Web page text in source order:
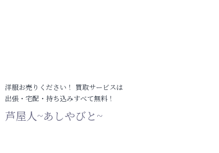
洋服お売りください！ 買取サービスは
出張・宅配・持ち込みすべて無料！
芦屋人~あしやびと~